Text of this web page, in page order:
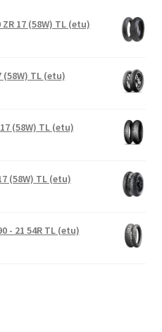
17 (58W) TL (etu)
(58W) TL (etu)
(58W) TL (etu)
(58W) TL (etu)
- 21 54R TL (etu)